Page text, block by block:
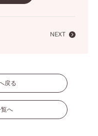
NEXT
戻る
へ